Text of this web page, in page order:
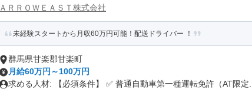
ＡＲＲＯＷＥＡＳＴ株式会社
未経験スタートから月収60万円可能！配送ドライバー ！
群馬県甘楽郡甘楽町
月給60万円～100万円
求める人材: 【必須条件】 ✅ 普通自動車第一種運転免許（AT限定...